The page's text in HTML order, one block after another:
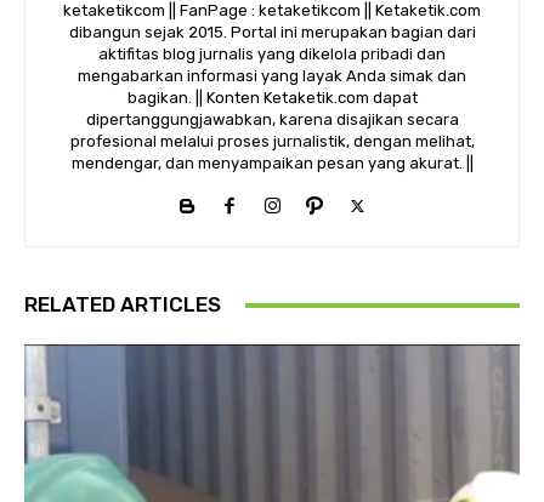
ketaketikcom || FanPage : ketaketikcom || Ketaketik.com
dibangun sejak 2015. Portal ini merupakan bagian dari
aktifitas blog jurnalis yang dikelola pribadi dan
mengabarkan informasi yang layak Anda simak dan
bagikan. || Konten Ketaketik.com dapat
dipertanggungjawabkan, karena disajikan secara
profesional melalui proses jurnalistik, dengan melihat,
mendengar, dan menyampaikan pesan yang akurat. ||
RELATED ARTICLES